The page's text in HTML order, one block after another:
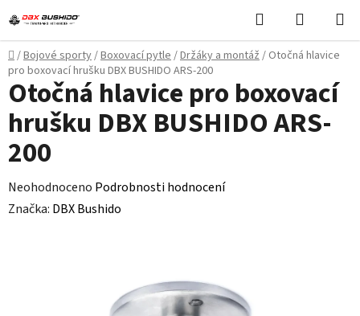
na
obsah
Hledat
KOŠÍK
Domů
/Bojové sporty/Boxovací pytle/Držáky a montáž/ Otočná hlavice
pro boxovací hrušku DBX BUSHIDO ARS-200
Otočná hlavice pro boxovací
hrušku DBX BUSHIDO ARS-
200
Průměrné
hodnocení
Neohodnoceno Podrobnosti hodnocení
Značka: DBX Bushido